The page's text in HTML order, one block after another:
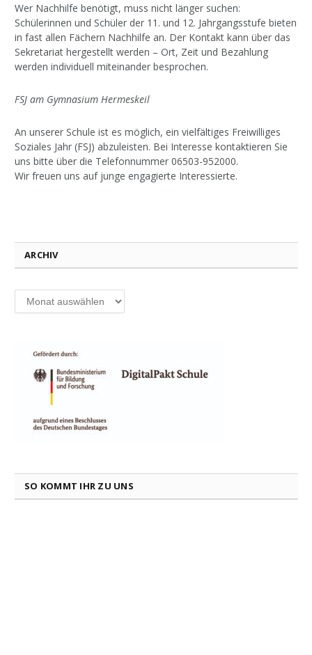
Wer Nachhilfe benötigt, muss nicht länger suchen:
Schülerinnen und Schüler der 11. und 12. Jahrgangsstufe bieten
in fast allen Fächern Nachhilfe an. Der Kontakt kann über das
Sekretariat hergestellt werden – Ort, Zeit und Bezahlung
werden individuell miteinander besprochen.
FSJ am Gymnasium Hermeskeil
An unserer Schule ist es möglich, ein vielfältiges Freiwilliges
Soziales Jahr (FSJ) abzuleisten. Bei Interesse kontaktieren Sie
uns bitte über die Telefonnummer 06503-952000.
Wir freuen uns auf junge engagierte Interessierte.
ARCHIV
Archiv
SO KOMMT IHR ZU UNS